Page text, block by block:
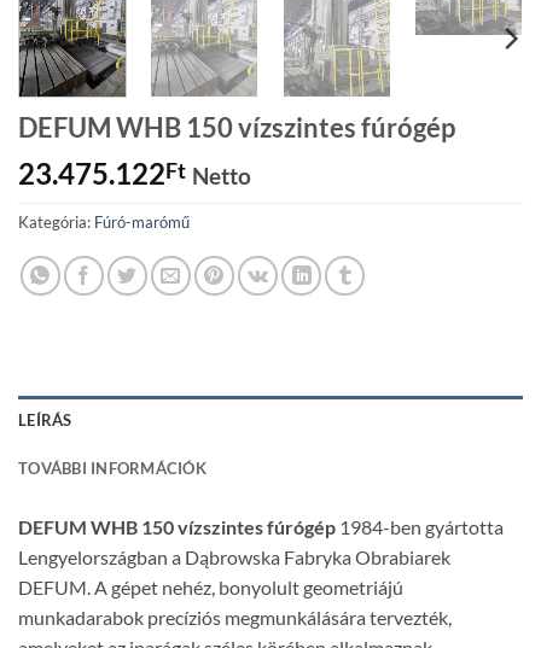
DEFUM WHB 150 vízszintes fúrógép
23.475.122Ft Netto
Kategória: Fúró-marómű
LEÍRÁS
TOVÁBBI INFORMÁCIÓK
DEFUM WHB 150 vízszintes fúrógép 1984-ben gyártotta
Lengyelországban a Dąbrowska Fabryka Obrabiarek
DEFUM. A gépet nehéz, bonyolult geometriájú
munkadarabok precíziós megmunkálására tervezték,